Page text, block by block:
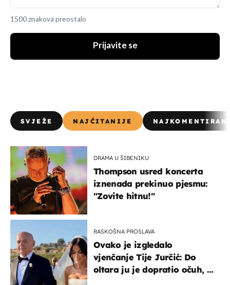
1500 znakova preostalo
Prijavite se
SVJEŽE NAJČITANIJE
DRAMA U ŠIBENIKU
Thompson usred koncerta
iznenada prekinuo pjesmu:
"Zovite hitnu!"
RASKOŠNA PROSLAVA
Ovako je izgledalo
vjenčanje Tije Jurčić: Do
oltara ju je dopratio očuh, a